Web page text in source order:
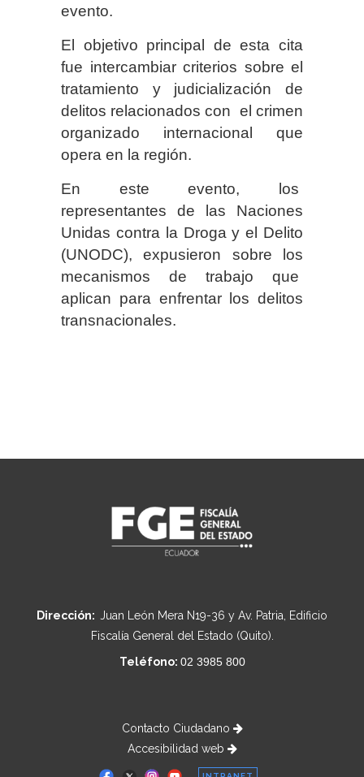
evento.
El objetivo principal de esta cita
fue intercambiar criterios sobre el
tratamiento y judicialización de
delitos relacionados con el crimen
organizado internacional que
opera en la región.
En este evento, los
representantes de las Naciones
Unidas contra la Droga y el Delito
(UNODC), expusieron sobre los
mecanismos de trabajo que
aplican para enfrentar los delitos
transnacionales.
Dirección: Juan León Mera N19-36 y Av. Patria, Edificio
Fiscalía General del Estado (Quito).
Teléfono: 02 3985 800
Contacto Ciudadano
Accesibilidad web